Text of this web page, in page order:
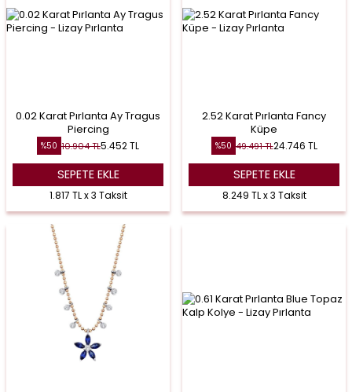
0.02 Karat Pırlanta Ay Tragus
Piercing
%50 10.904TL5.452TL
SEPETE EKLE
1.817 TL x 3 Taksit
2.52 Karat Pırlanta Fancy
Küpe
%50 49.491TL24.746 TL
SEPETE EKLE
8.249 TL x 3 Taksit